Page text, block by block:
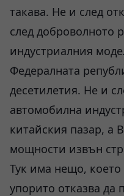
такава. Не и след
след доброволното
индустриалния
Федералната
десетилетия. Не и
автомобилна
китайския пазар, а
мощности извън
Тук има нещо, което
упорито отказва да